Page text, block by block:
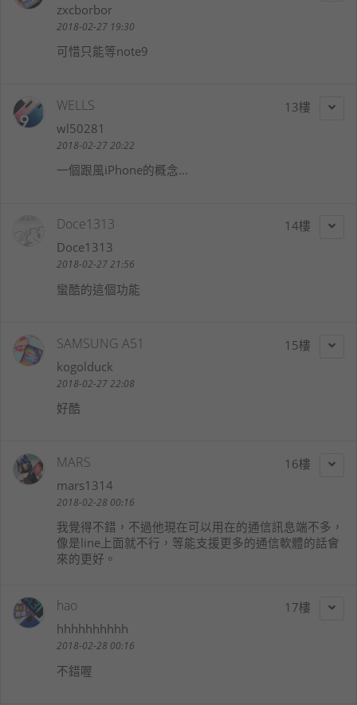
zxcborbor
2018-02-27 19:30
可惜只能等note9
13
WELLS
wl50281
2018-02-27 20:22
一個跟風iPhone的概念...
14
Doce1313
Doce1313
2018-02-27 21:56
蠻酷的這個功能
15
SAMSUNG A51
kogolduck
2018-02-27 22:08
好酷
16
MARS
mars1314
2018-02-28 00:16
我覺得不錯，不過他現在可以用在的通信訊息端不多，
像是line上面就不行，等能支援更多的通信軟體的話會
來的更好。
17
hao
hhhhhhhhhh
2018-02-28 00:16
不錯喔